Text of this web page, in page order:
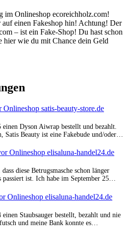
im Onlineshop ecoreichholz.com!
einen Fakeshop hin! Achtung! Der
– ist ein Fake-Shop! Du hast schon
hier wie du mit Chance dein Geld
Onlineshop satis-beauty-store.de
Dyson Aiwrap bestellt und bezahlt.
Satis Beauty ist eine Fakebude und/oder…
Onlineshop elisaluna-handel24.de
diese Betrugsmasche schon länger
passiert ist. Ich habe im September 25…
Onlineshop elisaluna-handel24.de
Staubsauger bestellt, bezahlt und nie
und meine Bank konnte es…